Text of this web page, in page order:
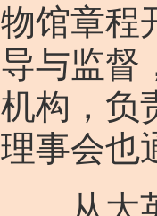
物馆章程
导与监督
机构，负
理事会也